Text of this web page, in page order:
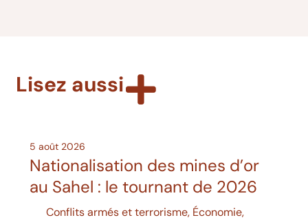
Lisez aussi
5 août 2026
Nationalisation des mines d’or
au Sahel : le tournant de 2026
Conflits armés et terrorisme, Économie,